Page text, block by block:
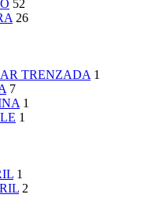
52
26
TRENZADA 1
7
1
1
1
2